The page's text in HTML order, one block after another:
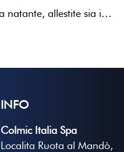
Serie di canne per la pesca da natante, allestite sia in versione spinning che casting. Adatte alle ...
INFO
Colmic Italia Spa
Localita Ruota al Mandò,